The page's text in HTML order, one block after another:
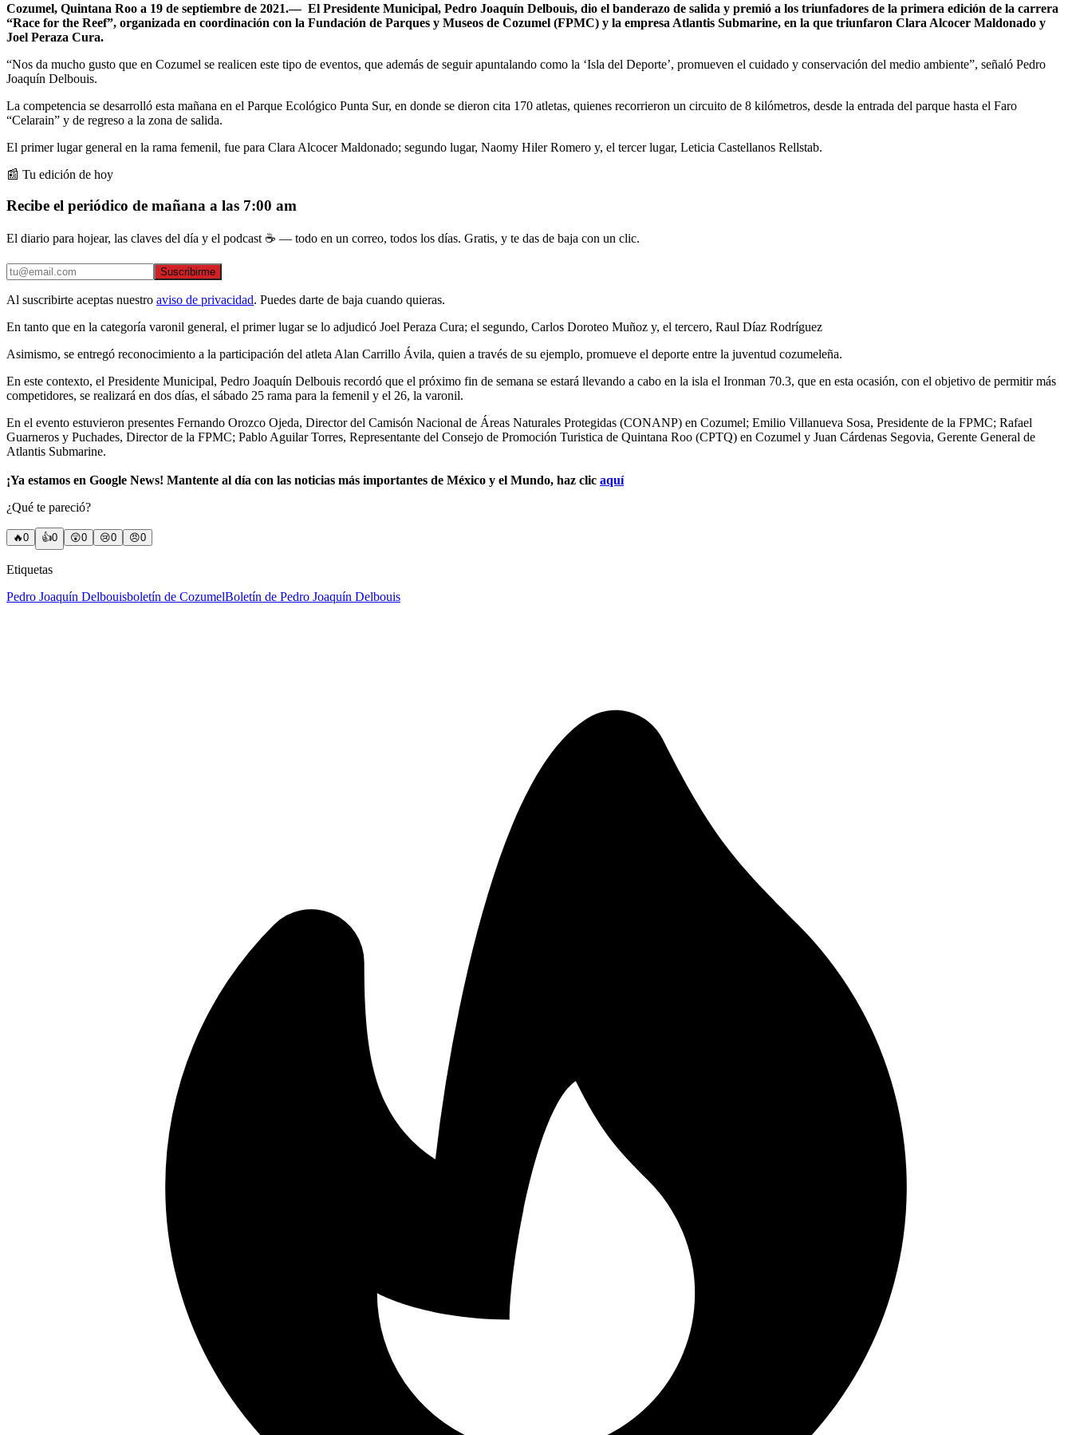
Cozumel, Quintana Roo a 19 de septiembre de 2021.— El Presidente Municipal, Pedro Joaquín Delbouis, dio el banderazo de salida y premió a los triunfadores de la primera edición de la carrera
“Race for the Reef”, organizada en coordinación con la Fundación de Parques y Museos de Cozumel (FPMC) y la empresa Atlantis Submarine, en la que triunfaron Clara Alcocer Maldonado y
Joel Peraza Cura.
“Nos da mucho gusto que en Cozumel se realicen este tipo de eventos, que además de seguir apuntalando como la ‘Isla del Deporte’, promueven el cuidado y conservación del medio ambiente”, señaló Pedro
Joaquín Delbouis.
La competencia se desarrolló esta mañana en el Parque Ecológico Punta Sur, en donde se dieron cita 170 atletas, quienes recorrieron un circuito de 8 kilómetros, desde la entrada del parque hasta el Faro
“Celarain” y de regreso a la zona de salida.
El primer lugar general en la rama femenil, fue para Clara Alcocer Maldonado; segundo lugar, Naomy Hiler Romero y, el tercer lugar, Leticia Castellanos Rellstab.
📰 Tu edición de hoy
Recibe el periódico de mañana a las 7:00 am
El diario para hojear, las claves del día y el podcast ☕ — todo en un correo, todos los días. Gratis, y te das de baja con un clic.
Suscribirme
Al suscribirte aceptas nuestro aviso de privacidad. Puedes darte de baja cuando quieras.
En tanto que en la categoría varonil general, el primer lugar se lo adjudicó Joel Peraza Cura; el segundo, Carlos Doroteo Muñoz y, el tercero, Raul Díaz Rodríguez
Asimismo, se entregó reconocimiento a la participación del atleta Alan Carrillo Ávila, quien a través de su ejemplo, promueve el deporte entre la juventud cozumeleña.
En este contexto, el Presidente Municipal, Pedro Joaquín Delbouis recordó que el próximo fin de semana se estará llevando a cabo en la isla el Ironman 70.3, que en esta ocasión, con el objetivo de permitir más
competidores, se realizará en dos días, el sábado 25 rama para la femenil y el 26, la varonil.
En el evento estuvieron presentes Fernando Orozco Ojeda, Director del Camisón Nacional de Áreas Naturales Protegidas (CONANP) en Cozumel; Emilio Villanueva Sosa, Presidente de la FPMC; Rafael
Guarneros y Puchades, Director de la FPMC; Pablo Aguilar Torres, Representante del Consejo de Promoción Turistica de Quintana Roo (CPTQ) en Cozumel y Juan Cárdenas Segovia, Gerente General de
Atlantis Submarine.
¡Ya estamos en Google News! Mantente al día con las noticias más importantes de México y el Mundo, haz clic aquí
¿Qué te pareció?
🔥0 👍0 😲0 😢0 😠0
Etiquetas
Pedro Joaquín Delbouisboletín de CozumelBoletín de Pedro Joaquín Delbouis